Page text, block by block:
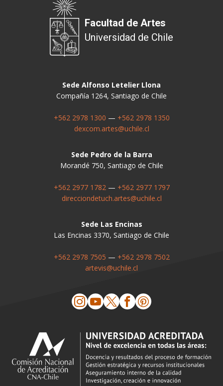
Facultad de Artes
Universidad de Chile
Sede Alfonso Letelier Llona
Compañía 1264, Santiago de Chile
+562 2978 1300 — +562 2978 1350
dexcom.artes@uchile.cl
Sede Pedro de la Barra
Morandé 750, Santiago de Chile
+562 2977 1782— +562 2977 1797
direcciondetuch.artes@uchile.cl
Sede Las Encinas
Las Encinas 3370, Santiago de Chile
+562 2978 7505 — +562 2978 7502
artevis@uchile.cl